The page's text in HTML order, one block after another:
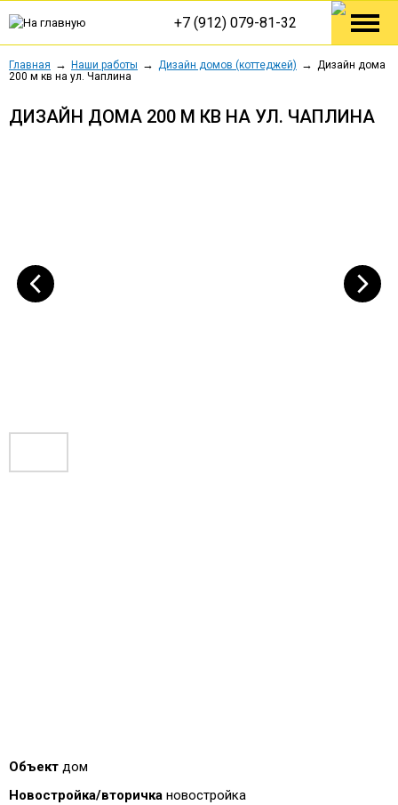
+7 (912) 079-81-32
Главная Наши работы Дизайн домов (коттеджей)
Дизайн дома
200 м кв на ул. Чаплина
ДИЗАЙН ДОМА 200 М КВ НА УЛ. ЧАПЛИНА
Объект дом
Новостройка/вторичка новостройка